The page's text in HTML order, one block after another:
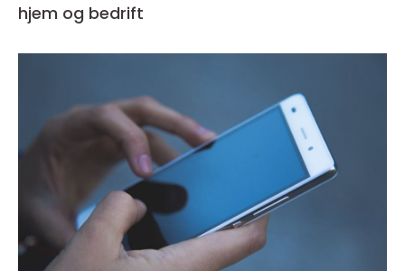
hjem og bedrift